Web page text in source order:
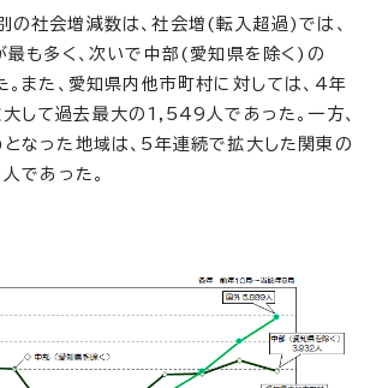
社会増減数は、社会増(転入超過)では、
も多く、次いで中部(愛知県を除く)の
また、愛知県内他市町村に対しては、4年
して過去最大の1,549人であった。一方、
なった地域は、5年連続で拡大した関東の
であった。